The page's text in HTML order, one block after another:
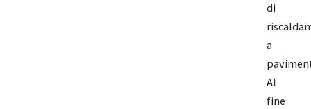
di
a
Al
fine